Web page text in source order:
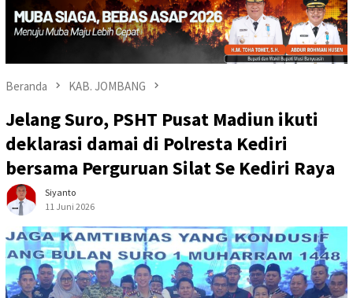
Beranda KAB. JOMBANG
Jelang Suro, PSHT Pusat Madiun ikuti
deklarasi damai di Polresta Kediri
bersama Perguruan Silat Se Kediri Raya
Siyanto
11 Juni 2026